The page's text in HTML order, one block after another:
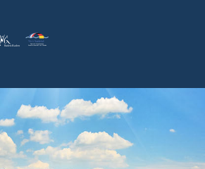
Baden-Baden Deutsch-Französische
Zusammenarbeit von Schulen